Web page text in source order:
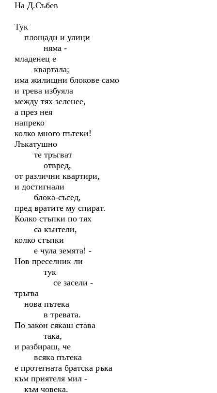
На Д.Събев
Тук
площади и улици
няма -
младенец е
квартала;
има жилищни блокове само
и трева избуяла
между тях зеленее,
а през нея
напреко
колко много пътеки!
Лъкатушно
те тръгват
отвред,
от различни квартири,
и достигнали
блока-съсед,
пред вратите му спират.
Колко стъпки по тях
са кънтели,
колко стъпки
е чула земята! -
Нов преселник ли
тук
се засели -
тръгва
нова пътека
в тревата.
По закон сякаш става
така,
и разбираш, че
всяка пътека
е протегната братска ръка
към приятеля мил -
към човека.